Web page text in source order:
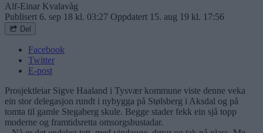
Alf-Einar Kvalavåg
Publisert 6. sep 18 kl. 03:27 Oppdatert 15. aug 19 kl. 17:56
Del
Facebook
Twitter
E-post
Prosjektleiar Sigve Haaland i Tysvær kommune viste denne veka
ein stor delegasjon rundt i nybygga på Stølsberg i Aksdal og på
tomta til gamle Stegaberg skule. Begge stader fekk ein sjå topp
moderne og framtidsretta omsorgsbustadar.